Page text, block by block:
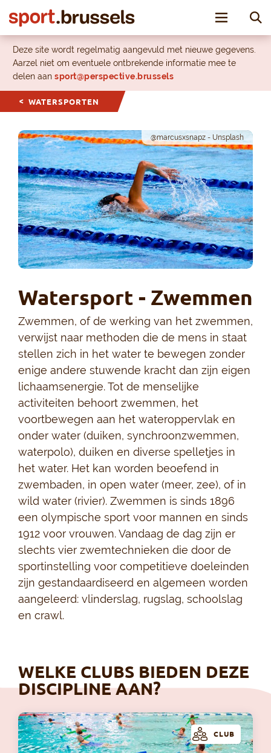
Toggle
Deze site wordt regelmatig aangevuld met nieuwe gegevens.
Aarzel niet om eventuele ontbrekende informatie mee te
delen aan sport@perspective.brussels
WATERSPORTEN
@marcusxsnapz - Unsplash
Watersport - Zwemmen
Zwemmen, of de werking van het zwemmen,
verwijst naar methoden die de mens in staat
stellen zich in het water te bewegen zonder
enige andere stuwende kracht dan zijn eigen
lichaamsenergie. Tot de menselijke
activiteiten behoort zwemmen, het
voortbewegen aan het wateroppervlak en
onder water (duiken, synchroonzwemmen,
waterpolo), duiken en diverse spelletjes in
het water. Het kan worden beoefend in
zwembaden, in open water (meer, zee), of in
wild water (rivier). Zwemmen is sinds 1896
een olympische sport voor mannen en sinds
1912 voor vrouwen. Vandaag de dag zijn er
slechts vier zwemtechnieken die door de
sportinstelling voor competitieve doeleinden
zijn gestandaardiseerd en algemeen worden
aangeleerd: vlinderslag, rugslag, schoolslag
en crawl.
WELKE CLUBS BIEDEN DEZE
DISCIPLINE AAN?
CLUB